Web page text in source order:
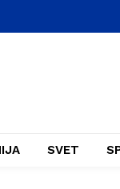
SVET